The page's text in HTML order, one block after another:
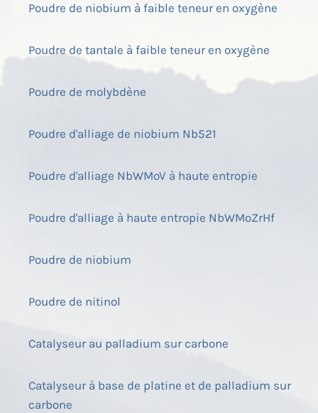
Poudre de niobium à faible teneur en oxygène
Poudre de tantale à faible teneur en oxygène
Poudre de molybdène
Poudre d'alliage de niobium Nb521
Poudre d'alliage NbWMoV à haute entropie
Poudre d'alliage à haute entropie NbWMoZrHf
Poudre de niobium
Poudre de nitinol
Catalyseur au palladium sur carbone
Catalyseur à base de platine et de palladium sur
carbone